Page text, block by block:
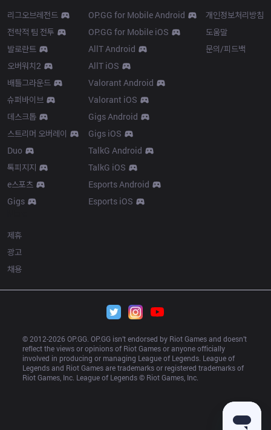
리그오브레전드
전략적 팀 전투
발로란트
오버워치2
배틀그라운드
슈퍼바이브
데스크톱
스트리머 오버레이
Duo
톡피지지
e스포츠
Gigs
OP.GG for Mobile Android
OP.GG for Mobile iOS
AllT Android
AllT iOS
Valorant Android
Valorant iOS
Gigs Android
Gigs iOS
TalkG Android
TalkG iOS
Esports Android
Esports iOS
개인정보처리방침
도움말
문의/피드백
제휴
광고
채용
© 2012-2026 OP.GG. OP.GG isn’t endorsed by Riot Games and doesn’t
reflect the views or opinions of Riot Games or anyone officially
involved in producing or managing League of Legends. League of
Legends and Riot Games are trademarks or registered trademarks of
Riot Games, Inc. League of Legends © Riot Games, Inc.